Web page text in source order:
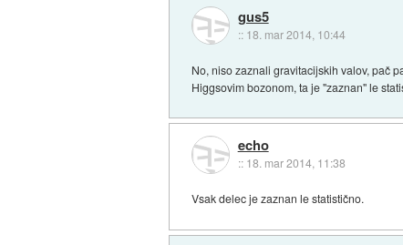
gus5
:: 18. mar 2014, 10:44
No, niso zaznali gravitacijskih valov, pač
Higgsovim bozonom, ta je "zaznan" le
echo
:: 18. mar 2014, 11:38
Vsak delec je zaznan le statistično.